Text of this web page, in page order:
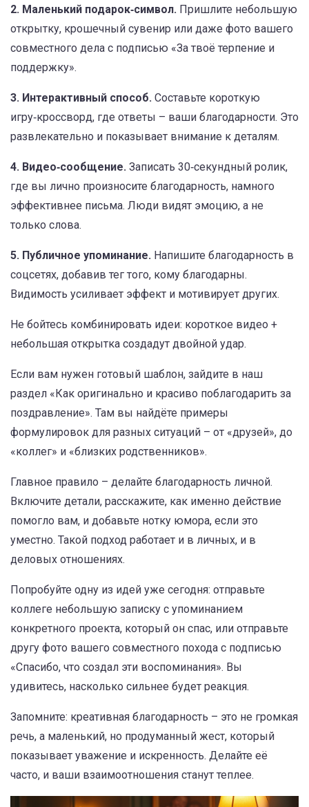
2. Маленький подарок‑символ. Пришлите небольшую
открытку, крошечный сувенир или даже фото вашего
совместного дела с подписью «За твоё терпение и
поддержку».
3. Интерактивный способ. Составьте короткую
игру‑кроссворд, где ответы – ваши благодарности. Это
развлекательно и показывает внимание к деталям.
4. Видео‑сообщение. Записать 30‑секундный ролик,
где вы лично произносите благодарность, намного
эффективнее письма. Люди видят эмоцию, а не
только слова.
5. Публичное упоминание. Напишите благодарность в
соцсетях, добавив тег того, кому благодарны.
Видимость усиливает эффект и мотивирует других.
Не бойтесь комбинировать идеи: короткое видео +
небольшая открытка создадут двойной удар.
Если вам нужен готовый шаблон, зайдите в наш
раздел «Как оригинально и красиво поблагодарить за
поздравление». Там вы найдёте примеры
формулировок для разных ситуаций – от «друзей», до
«коллег» и «близких родственников».
Главное правило – делайте благодарность личной.
Включите детали, расскажите, как именно действие
помогло вам, и добавьте нотку юмора, если это
уместно. Такой подход работает и в личных, и в
деловых отношениях.
Попробуйте одну из идей уже сегодня: отправьте
коллеге небольшую записку с упоминанием
конкретного проекта, который он спас, или отправьте
другу фото вашего совместного похода с подписью
«Спасибо, что создал эти воспоминания». Вы
удивитесь, насколько сильнее будет реакция.
Запомните: креативная благодарность – это не громкая
речь, а маленький, но продуманный жест, который
показывает уважение и искренность. Делайте её
часто, и ваши взаимоотношения станут теплее.